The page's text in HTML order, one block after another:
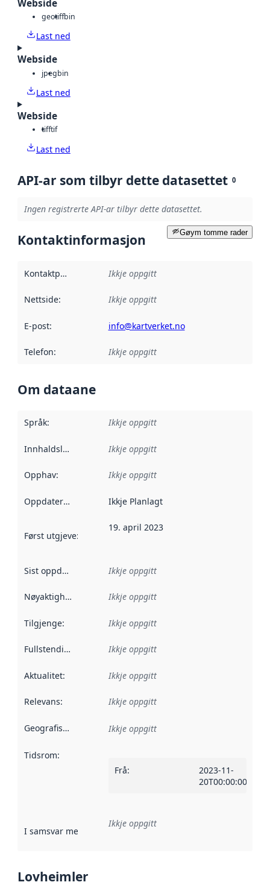
Webside
geotiffbin
Last ned
Webside
jpegbin
Last ned
Webside
tifftif
Last ned
API-ar som tilbyr dette datasettet 0
Ingen registrerte API-ar tilbyr dette datasettet.
Gøym tomme rader
Kontaktinformasjon
Kontaktpunkt Ikkje oppgitt
Nettside: Ikkje oppgitt
E-post: info@kartverket.no
Telefon: Ikkje oppgitt
Om dataane
Språk: Ikkje oppgitt
Innhaldsleverandørar :
Ikkje oppgitt
Opphav: Ikkje oppgitt
Oppdateringsfrekvens :
Ikkje Planlagt
Først utgjeve: Denne datoen seier når dataa i dette
19. april 2023
Sist oppdatert Ikkje oppgitt
Nøyaktigheit Ikkje oppgitt
Tilgjenge: Ikkje oppgitt
Fullstendigheit Ikkje oppgitt
Aktualitet: Ikkje oppgitt
Relevans: Ikkje oppgitt
Geografisk område Ikkje oppgitt
Tidsrom:
Frå:
2023-11-
20T00:00:00Z
I samsvar med Referanse til ei implementeringsregel eller
Ikkje oppgitt
Lovheimler